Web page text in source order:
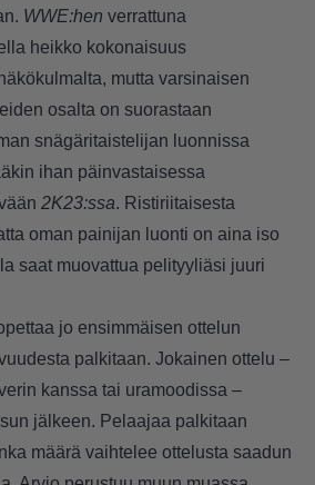
WWE:hen verrattuna
heikko kokonaisuus
mutta varsinaisen
osalta on suorastaan
snägäritaistelijan luonnissa
ihan päinvastaisessa
2K23:ssa. Ristiriitaisesta
oman painijan luonti on aina iso
saat muovattua pelityyliäsi juuri
jo ensimmäisen ottelun
palkitaan. Jokainen ottelu –
kanssa tai uramoodissa –
jälkeen. Pelaajaa palkitaan
määrä vaihtelee ottelusta saadun